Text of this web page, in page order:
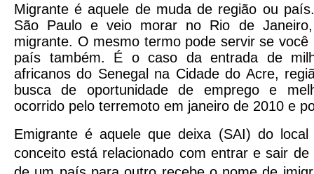
Migrante é aquele de muda de região ou
São Paulo e veio morar no Rio de
migrante. O mesmo termo pode servir se
país também. É o caso da entrada de
africanos do Senegal na Cidade do Acre,
busca de oportunidade de emprego e
ocorrido pelo terremoto em janeiro de 2010 e
Emigrante é aquele que deixa (SAI) do
conceito está relacionado com entrar e sair